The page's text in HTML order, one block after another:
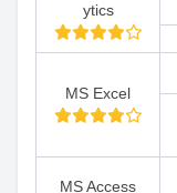
ytics
MS Excel
MS Access